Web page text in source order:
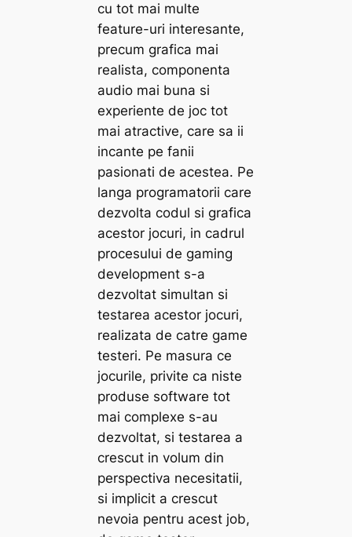
cu tot mai multe
feature-uri interesante,
precum grafica mai
realista, componenta
audio mai buna si
experiente de joc tot
mai atractive, care sa ii
incante pe fanii
pasionati de acestea. Pe
langa programatorii care
dezvolta codul si grafica
acestor jocuri, in cadrul
procesului de gaming
development s-a
dezvoltat simultan si
testarea acestor jocuri,
realizata de catre game
testeri. Pe masura ce
jocurile, privite ca niste
produse software tot
mai complexe s-au
dezvoltat, si testarea a
crescut in volum din
perspectiva necesitatii,
si implicit a crescut
nevoia pentru acest job,